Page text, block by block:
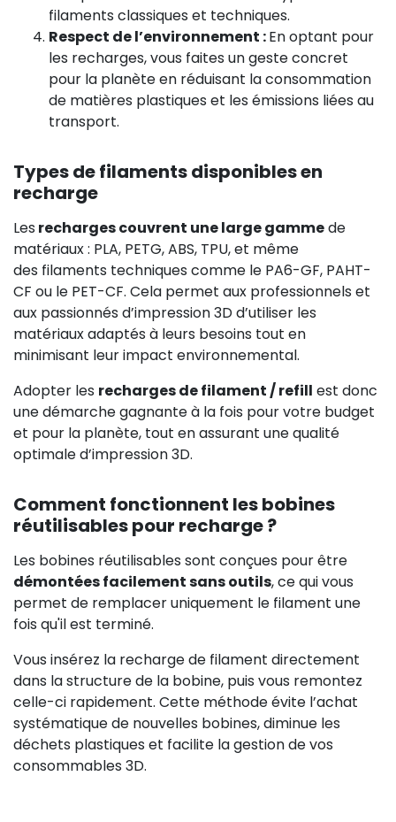
filaments classiques et techniques.
Respect de l’environnement :En optant pour
les recharges, vous faites un geste concret
pour la planète en réduisant la consommation
de matières plastiques et les émissions liées au
transport.
Types de filaments disponibles en
recharge
Les recharges couvrent une large gammede
matériaux : PLA, PETG, ABS, TPU, et même
des filaments techniques comme le PA6-GF, PAHT-
CF ou le PET-CF. Cela permet aux professionnels et
aux passionnés d’impression 3D d’utiliser les
matériaux adaptés à leurs besoins tout en
minimisant leur impact environnemental.
Adopter les recharges de filament / refill est donc
une démarche gagnante à la fois pour votre budget
et pour la planète, tout en assurant une qualité
optimale d’impression 3D.
Comment fonctionnent les bobines
réutilisables pour recharge ?
Les bobines réutilisables sont conçues pour être
démontées facilement sans outils, ce qui vous
permet de remplacer uniquement le filament une
fois qu'il est terminé.
Vous insérez la recharge de filament directement
dans la structure de la bobine, puis vous remontez
celle-ci rapidement. Cette méthode évite l’achat
systématique de nouvelles bobines, diminue les
déchets plastiques et facilite la gestion de vos
consommables 3D.